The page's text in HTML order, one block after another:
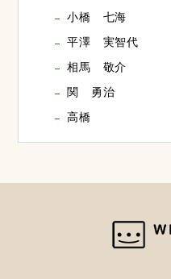
小橋 七海
平澤 実智代
相馬 敬介
関 勇治
高橋